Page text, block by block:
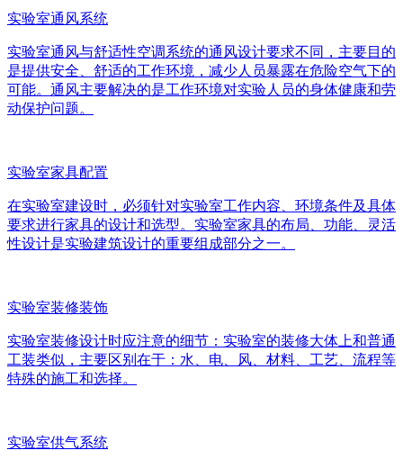
实验室通风系统
实验室通风与舒适性空调系统的通风设计要求不同，主要目的
是提供安全、舒适的工作环境，减少人员暴露在危险空气下的
可能。通风主要解决的是工作环境对实验人员的身体健康和劳
动保护问题。
实验室家具配置
在实验室建设时，必须针对实验室工作内容、环境条件及具体
要求进行家具的设计和选型。实验室家具的布局、功能、灵活
性设计是实验建筑设计的重要组成部分之一。
实验室装修装饰
实验室装修设计时应注意的细节：实验室的装修大体上和普通
工装类似，主要区别在于：水、电、风、材料、工艺、流程等
特殊的施工和选择。
实验室供气系统